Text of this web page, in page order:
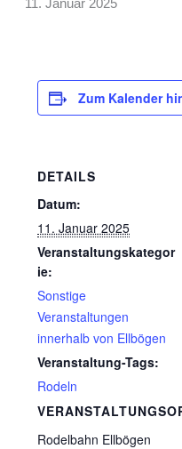
11. Januar 2025
Zum Kalender
DETAILS
Datum:
11. Januar 2025
Veranstaltungskategor
ie:
Sonstige
Veranstaltungen
innerhalb von Ellbögen
Veranstaltung-Tags:
Rodeln
Rodelbahn Ellbögen